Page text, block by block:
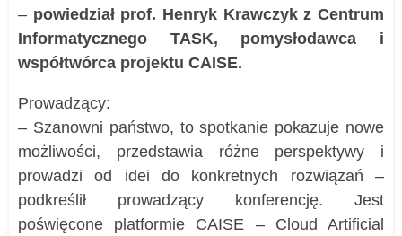
– powiedział prof. Henryk Krawczyk z Centrum
Informatycznego TASK, pomysłodawca i
współtwórca projektu CAISE.
Prowadzący:
– Szanowni państwo, to spotkanie pokazuje nowe
możliwości, przedstawia różne perspektywy i
prowadzi od idei do konkretnych rozwiązań –
podkreślił prowadzący konferencję. Jest
poświęcone platformie CAISE – Cloud Artificial